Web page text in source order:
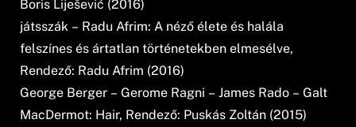
Boris Liješević (2016)
játsszák – Radu Afrim: A néző élete és halála
felszínes és ártatlan történetekben elmesélve,
Rendező: Radu Afrim (2016)
George Berger – Gerome Ragni – James Rado – Galt
MacDermot: Hair, Rendező: Puskás Zoltán (2015)